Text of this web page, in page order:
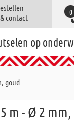
contact
0
op
goud
m - Ø 2 mm,